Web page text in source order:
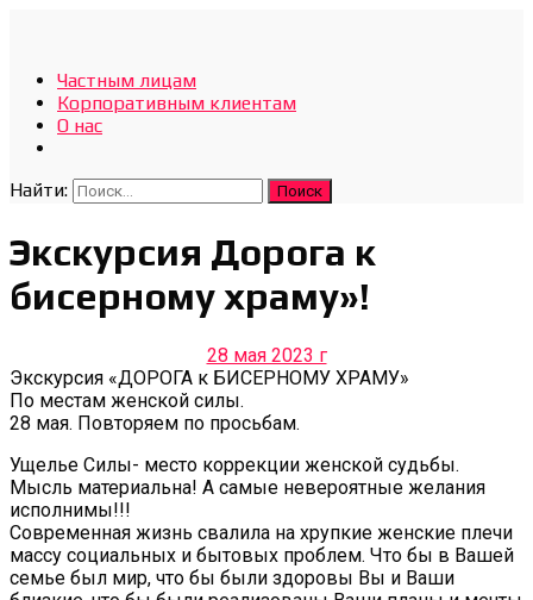
Отдых Без Границ
Эксклюзивные экскурсии по Севастополю и Крыму
Частным лицам
Корпоративным клиентам
О нас
Найти:
Экскурсия Дорога к
бисерному храму»!
28 мая 2023 г
Экскурсия «ДОРОГА к БИСЕРНОМУ ХРАМУ»
По местам женской силы.
28 мая. Повторяем по просьбам.
Ущелье Силы- место коррекции женской судьбы.
Мысль материальна! А самые невероятные желания
исполнимы!!!
Современная жизнь свалила на хрупкие женские плечи
массу социальных и бытовых проблем. Что бы в Вашей
семье был мир, что бы были здоровы Вы и Ваши